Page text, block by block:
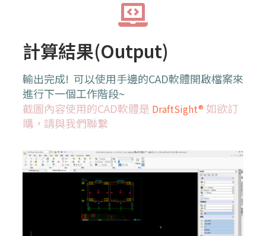
計算結果(Output)
輸出完成! 可以使用手邊的CAD軟體開啟檔案來
進行下一個工作階段~
截圖內容使用的CAD軟體是 DraftSight® 如欲訂
購，請與我們聯繫